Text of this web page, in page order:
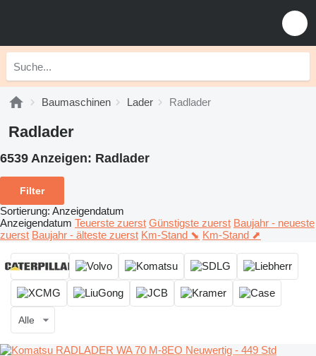
Baumaschinen Lader Radlader
Radlader
6539 Anzeigen: Radlader
Filter
Sortierung: Anzeigendatum
Anzeigendatum Teuerste zuerst Günstigste zuerst Baujahr - neueste
zuerst Baujahr - älteste zuerst Km-Stand ⬊ Km-Stand ⬈
Alle